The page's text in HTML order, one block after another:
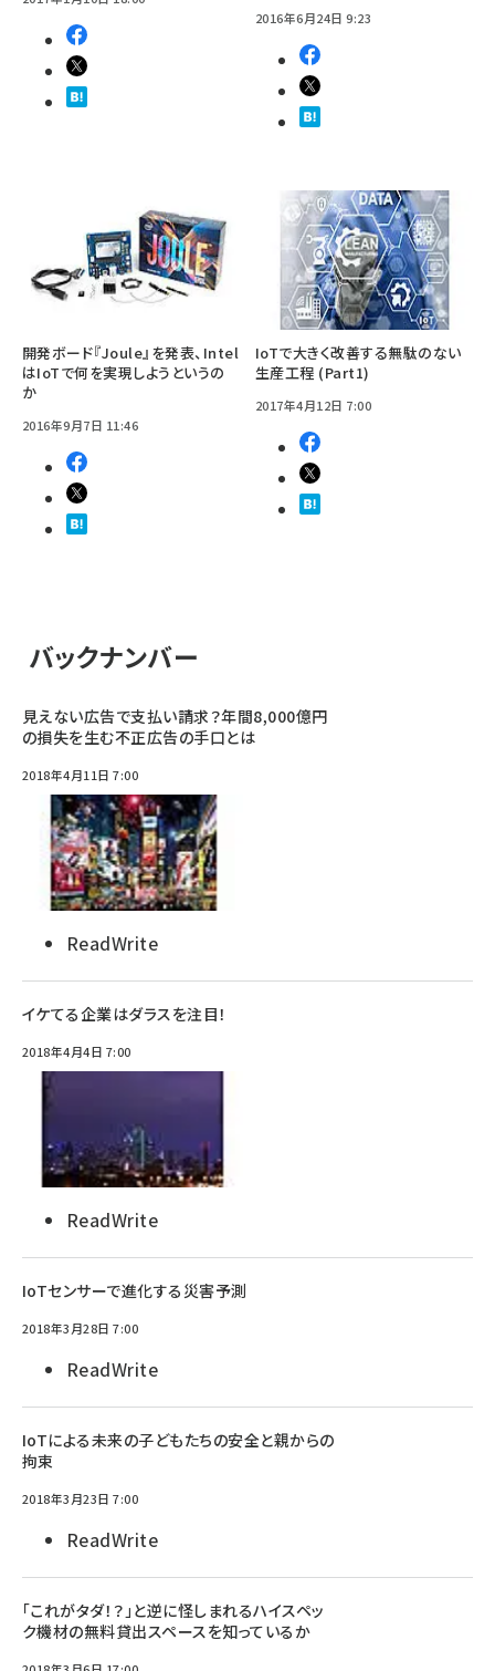
2016年6月24日 9:23
開発ボード『Joule』を発表、Intel
はIoTで何を実現しようというの
か
2016年9月7日 11:46
IoTで大きく改善する無駄のない
生産工程 (Part1)
2017年4月12日 7:00
バックナンバー
見えない広告で支払い請求？年間8,000億円
の損失を生む不正広告の手口とは
2018年4月11日 7:00
ReadWrite
イケてる企業はダラスを注目！
2018年4月4日 7:00
ReadWrite
IoTセンサーで進化する災害予測
2018年3月28日 7:00
ReadWrite
IoTによる未来の子どもたちの安全と親からの
拘束
2018年3月23日 7:00
ReadWrite
「これがタダ！？」と逆に怪しまれるハイスペッ
ク機材の無料貸出スペースを知っているか